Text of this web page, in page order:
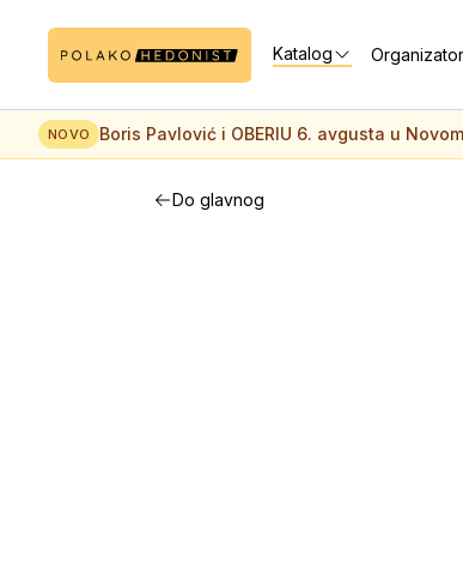
Katalog
NOVO Boris Pavlović i OBERIU 6. avgusta u
Do glavnog